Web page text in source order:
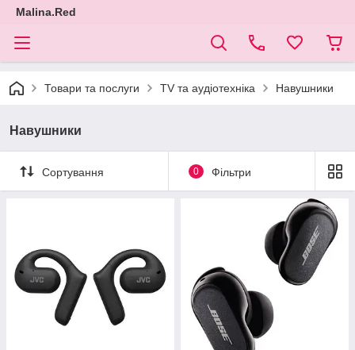
Malina.Red
Товари та послуги TV та аудіотехніка Навушники
Навушники
Сортування 0 Фільтри